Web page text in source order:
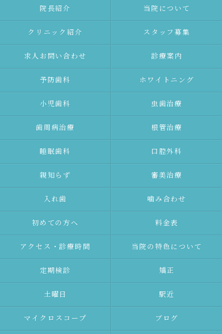
院長紹介 当院について
クリニック紹介 スタッフ募集
求人お問い合わせ 診療案内
予防⻭科 ホワイトニング
⼩児⻭科 ⾍⻭治療
⻭周病治療 根管治療
睡眠歯科 口腔外科
親知らず 審美治療
⼊れ⻭ 噛み合わせ
初めての⽅へ 料金表
アクセス・診療時間 当院の特色について
定期検診 矯正
土曜日 駅近
マイクロスコープ ブログ